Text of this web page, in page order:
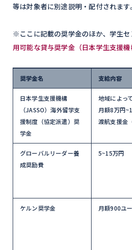
等は対象者に別途説明・配付されます。
※ここに記載の奨学金のほか、学生セ
用可能な貸与奨学金（日本学生支援機
奨学金名 支給内容
日本学生支援機構
（JASSO）海外留学支
援制度（協定派遣）奨
学金
地域によっ
月額8万円
渡航支援金
グローバルリーダー養
成奨励費
5~15万円
ケルン奨学金 月額900ユ